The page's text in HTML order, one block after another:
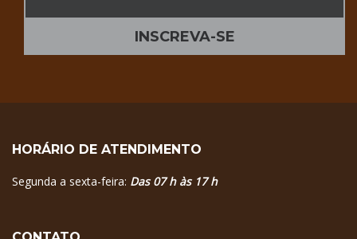
HORÁRIO DE ATENDIMENTO
Segunda a sexta-feira: Das 07 h às 17 h